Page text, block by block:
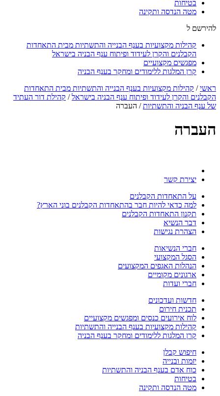
בטיחות
מטה הנדסה ותקינה
להירשם ל
קהילות מקצועיות בענף הבנייה והתשתיות מבית התאחדות
הקבלנים והקרן לעידוד ופיתוח ענף הבניה בישראל
מפגשים מקצועיים
קרן המלגות ללימודים ומחקר בענף הבניה
ראשי/ קהילות מקצועיות בענף הבנייה והתשתיות מבית התאחדות
הקבלנים והקרן לעידוד ופיתוח ענף הבניה בישראל/ קהילת דור העתיד
של ענף הבניה והתשתיות/ העברה
העברה
יצירת קשר
על התאחדות הקבלנים
למה כדאי להיות חבר בהתאחדות הקבלנים בוני הארץ?
תקנון התאחדות הקבלנים
דבר הנשיא
הצהרת נגישות
חברי הנשיאות
הסגל המקצועי
הנהלות האגפים המקצועים
ארגונים מקומיים
חברי ועדות
חדשות ועדכונים
תכנית חירום
לוח אירועים כנסים ומפגשים מקצועיים
קהילות מקצועיות בענף הבנייה והתשתיות
קרן המלגות ללימודים ומחקר בענף הבניה
חיפוש קבלן
יזמות ובנייה
כוח אדם בענף הבניה והתשתיות
בטיחות
מטה הנדסה ותקינה